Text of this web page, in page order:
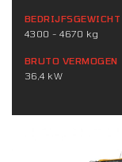
BEDRIJFSGEWICHT
4300 - 4670 kg
BRUTO VERMOGEN
36,4 kW